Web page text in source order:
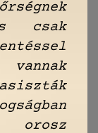
csak